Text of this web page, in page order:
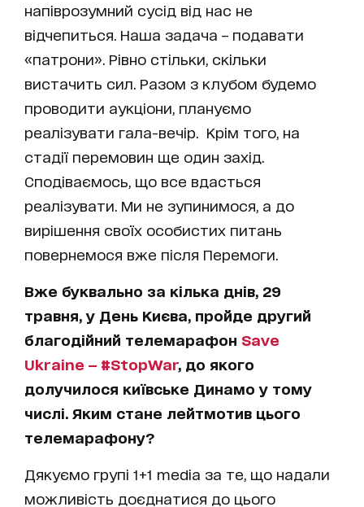
напіврозумний сусід від нас не
відчепиться. Наша задача – подавати
«патрони». Рівно стільки, скільки
вистачить сил. Разом з клубом будемо
проводити аукціони, плануємо
реалізувати гала-вечір. Крім того, на
стадії перемовин ще один захід.
Сподіваємось, що все вдасться
реалізувати. Ми не зупинимося, а до
вирішення своїх особистих питань
повернемося вже після Перемоги.
Вже буквально за кілька днів, 29
травня, у День Києва, пройде другий
благодійний телемарафон Save
Ukraine — #StopWar, до якого
долучилося київське Динамо у тому
числі. Яким стане лейтмотив цього
телемарафону?
Дякуємо групі 1+1 media за те, що надали
можливість доєднатися до цього